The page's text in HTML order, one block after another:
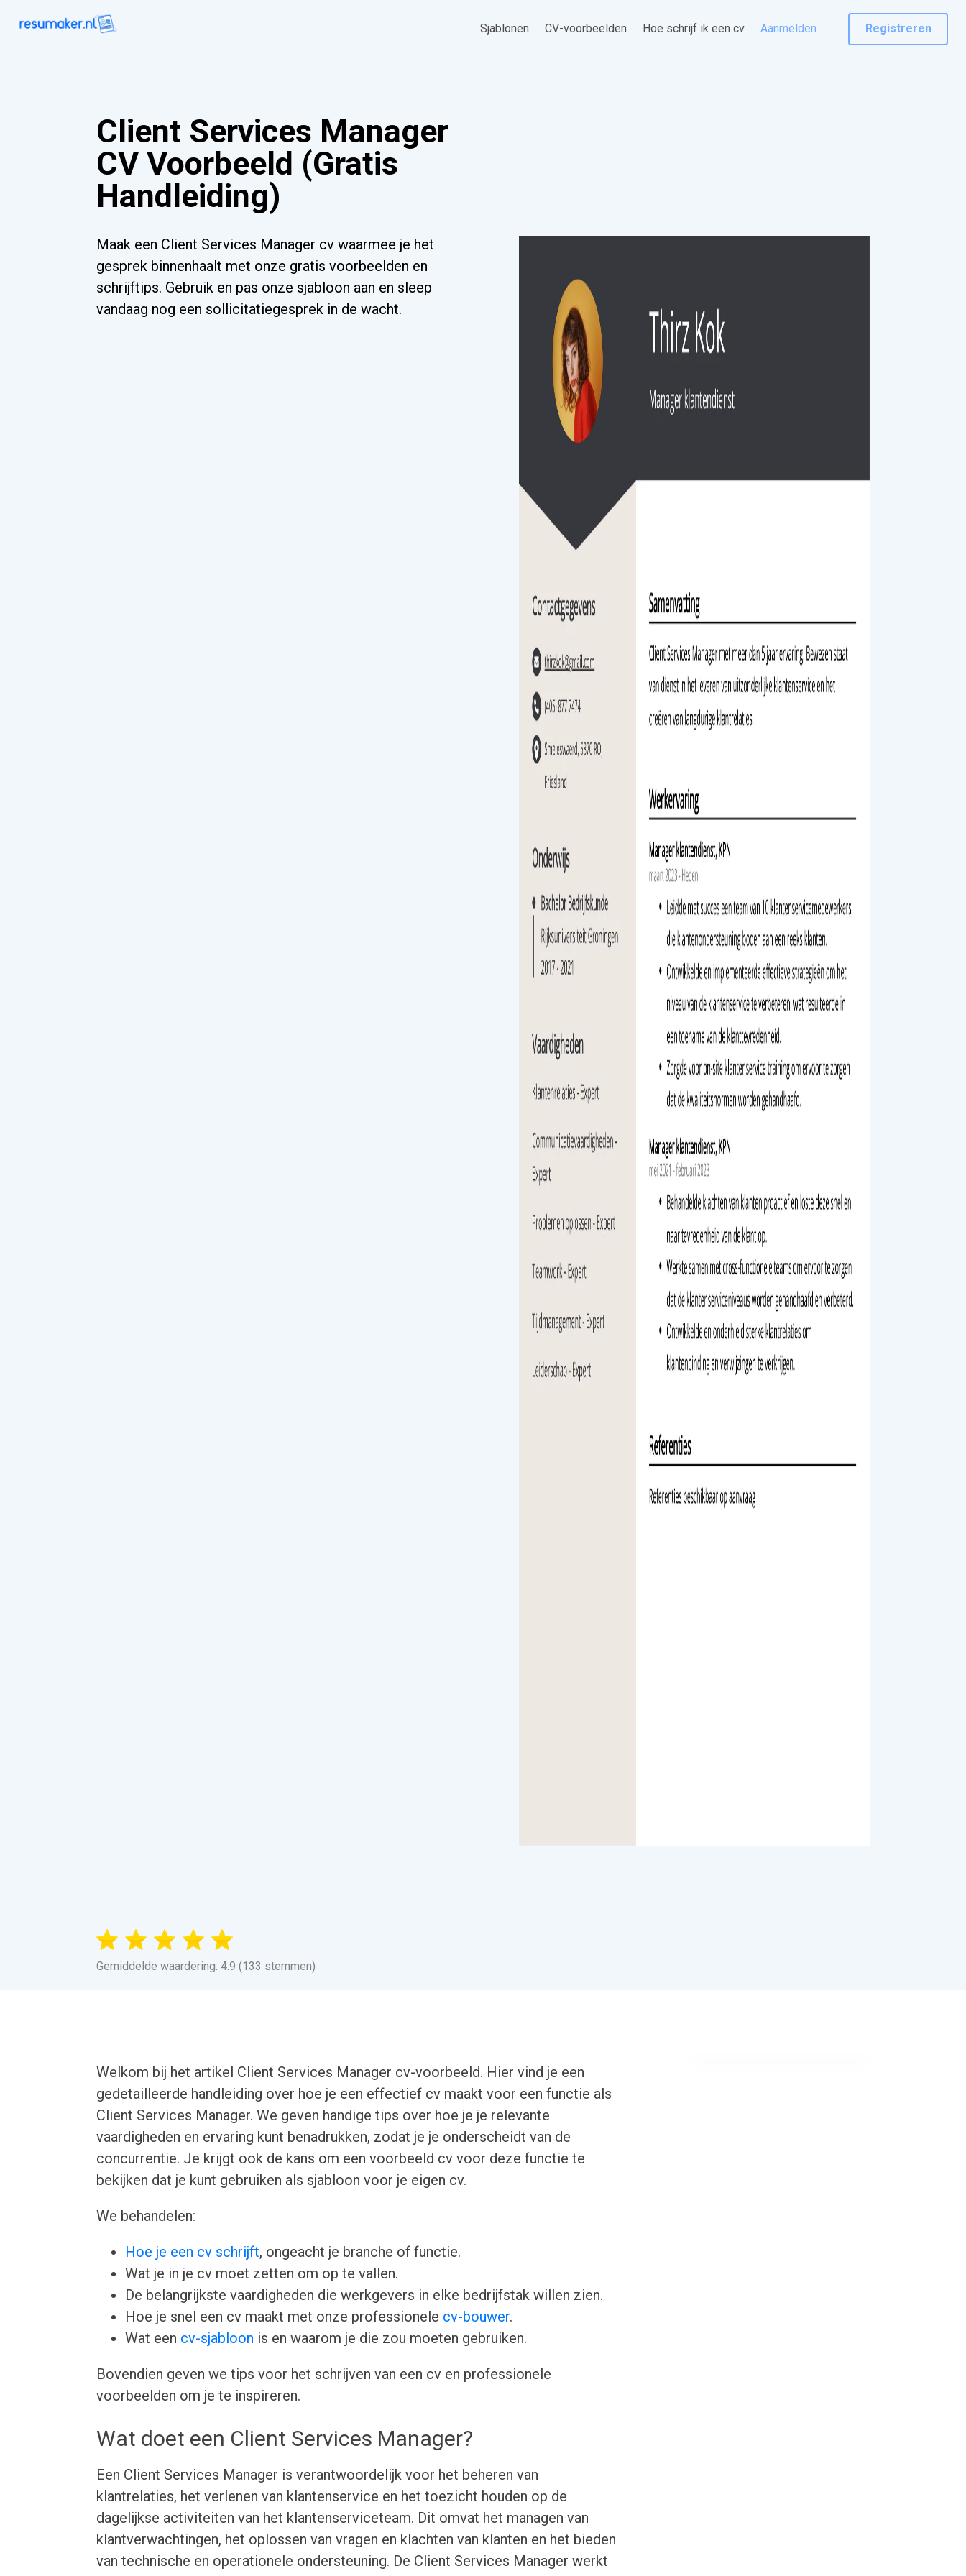
Sjablonen CV-voorbeelden Hoe schrijf ik een cv Aanmelden Registreren
Client Services Manager
CV Voorbeeld (Gratis
Handleiding)
Maak een Client Services Manager cv waarmee je het
gesprek binnenhaalt met onze gratis voorbeelden en
schrijftips. Gebruik en pas onze sjabloon aan en sleep
vandaag nog een sollicitatiegesprek in de wacht.
Gemiddelde waardering: 4.9 (133 stemmen)
Welkom bij het artikel Client Services Manager cv-voorbeeld. Hier vind je een
gedetailleerde handleiding over hoe je een effectief cv maakt voor een functie als
Client Services Manager. We geven handige tips over hoe je je relevante
vaardigheden en ervaring kunt benadrukken, zodat je je onderscheidt van de
concurrentie. Je krijgt ook de kans om een voorbeeld cv voor deze functie te
bekijken dat je kunt gebruiken als sjabloon voor je eigen cv.
We behandelen:
Hoe je een cv schrijft, ongeacht je branche of functie.
Wat je in je cv moet zetten om op te vallen.
De belangrijkste vaardigheden die werkgevers in elke bedrijfstak willen zien.
Hoe je snel een cv maakt met onze professionele cv-bouwer.
Wat een cv-sjabloon is en waarom je die zou moeten gebruiken.
Bovendien geven we tips voor het schrijven van een cv en professionele
voorbeelden om je te inspireren.
Wat doet een Client Services Manager?
Een Client Services Manager is verantwoordelijk voor het beheren van
klantrelaties, het verlenen van klantenservice en het toezicht houden op de
dagelijkse activiteiten van het klantenserviceteam. Dit omvat het managen van
klantverwachtingen, het oplossen van vragen en klachten van klanten en het bieden
van technische en operationele ondersteuning. De Client Services Manager werkt